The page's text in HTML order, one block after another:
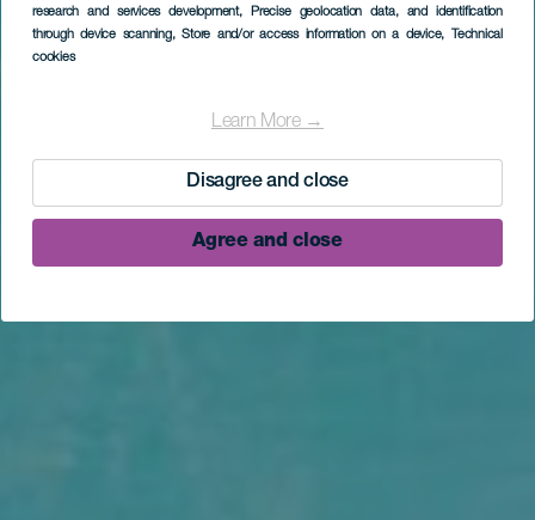
research and services development, Precise geolocation data, and identification
through device scanning, Store and/or access information on a device, Technical
cookies
Learn More →
Disagree and close
Agree and close